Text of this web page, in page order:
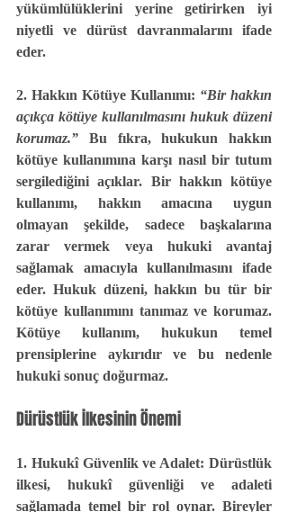
yükümlülüklerini yerine getirirken iyi
niyetli ve dürüst davranmalarını ifade
eder.
2. Hakkın Kötüye Kullanımı: “Bir hakkın
açıkça kötüye kullanılmasını hukuk düzeni
korumaz.” Bu fıkra, hukukun hakkın
kötüye kullanımına karşı nasıl bir tutum
sergilediğini açıklar. Bir hakkın kötüye
kullanımı, hakkın amacına uygun
olmayan şekilde, sadece başkalarına
zarar vermek veya hukuki avantaj
sağlamak amacıyla kullanılmasını ifade
eder. Hukuk düzeni, hakkın bu tür bir
kötüye kullanımını tanımaz ve korumaz.
Kötüye kullanım, hukukun temel
prensiplerine aykırıdır ve bu nedenle
hukuki sonuç doğurmaz.
Dürüstlük İlkesinin Önemi
1. Hukukî Güvenlik ve Adalet: Dürüstlük
ilkesi, hukukî güvenliği ve adaleti
sağlamada temel bir rol oynar. Bireyler